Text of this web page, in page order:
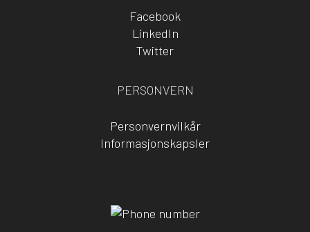
Facebook
LinkedIn
Twitter
PERSONVERN
Personvernvilkår
Informasjonskapsler